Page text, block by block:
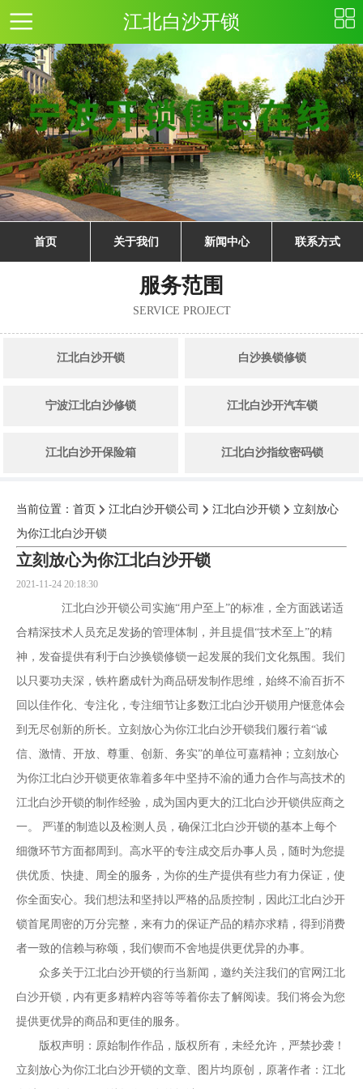
江北白沙开锁
首页 关于我们 新闻中心 联系方式
服务范围
SERVICE PROJECT
江北白沙开锁 白沙换锁修锁
宁波江北白沙修锁 江北白沙开汽车锁
江北白沙开保险箱 江北白沙指纹密码锁
当前位置： 首页 江北白沙开锁公司 江北白沙开锁
立刻放心
为你江北白沙开锁
立刻放心为你江北白沙开锁
2021-11-24 20:18:30
江北白沙开锁公司实施“用户至上”的标准，全方面践诺适
合精深技术人员充足发扬的管理体制，并且提倡“技术至上”的精
神，发奋提供有利于白沙换锁修锁一起发展的我们文化氛围。我们
以只要功夫深，铁杵磨成针为商品研发制作思维，始终不渝百折不
回以佳作化、专注化，专注细节让多数江北白沙开锁用户惬意体会
到无尽创新的所长。立刻放心为你江北白沙开锁我们履行着“诚
信、激情、开放、尊重、创新、务实”的单位可嘉精神；立刻放心
为你江北白沙开锁更依靠着多年中坚持不渝的通力合作与高技术的
江北白沙开锁的制作经验，成为国内更大的江北白沙开锁供应商之
一。 严谨的制造以及检测人员，确保江北白沙开锁的基本上每个
细微环节方面都周到。高水平的专注成交后办事人员，随时为您提
供优质、快捷、周全的服务，为你的生产提供有些力有力保证，使
你全面安心。我们想法和坚持以严格的品质控制，因此江北白沙开
锁首尾周密的万分完整，来有力的保证产品的精亦求精，得到消费
者一致的信赖与称颂，我们锲而不舍地提供更优异的办事。
众多关于江北白沙开锁的行当新闻，邀约关注我们的官网 江北
白沙开锁 ，内有更多精粹内容等等着你去了解阅读。我们将会为您
提供更优异的商品和更佳的服务。
版权声明：原始制作作品，版权所有，未经允许，严禁抄袭！
立刻放心为你江北白沙开锁的文章、图片均原创，原著作者：江北